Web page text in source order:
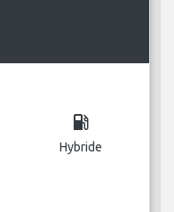
local_gas_station
Hybride